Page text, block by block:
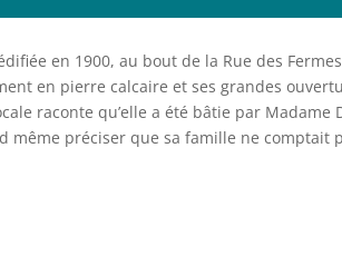
en 1900, au bout de la Rue des
en pierre calcaire et ses grandes
raconte qu’elle a été bâtie par Madame
même préciser que sa famille ne comptait